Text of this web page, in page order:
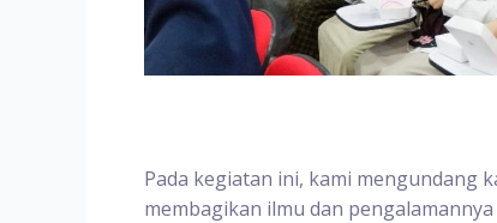
Pada kegiatan ini, kami mengundang
membagikan ilmu dan